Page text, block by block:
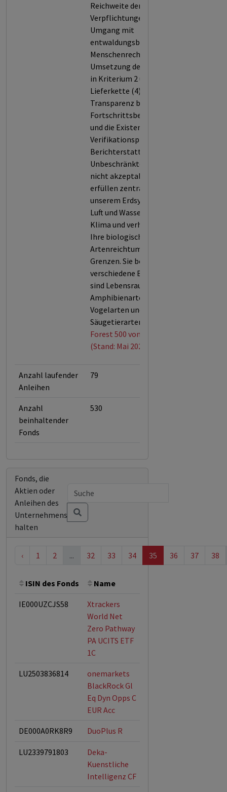
Reichweite der entsprechenden
Verpflichtungen (2), der
Umgang mit
entwaldungsbedingten
Menschenrechtsrisiken (3), die
Umsetzung der Verpflichtungen
in Kriterium 2 und 3 entlang der
Lieferkette (4) sowie die
Transparenz bei der
Fortschrittsberichterstattung
und die Existenz von
Verifikationsprozessen dieser
Berichterstattung (5).
Unbeschränkte Entwaldung ist
nicht akzeptabel, denn Wälder
erfüllen zentrale Funktionen in
unserem Erdsystem: Sie filtern
Luft und Wasser, stabilisieren das
Klima und verhindern Erosion.
Ihre biologische Vielfalt und ihr
Artenreichtum kennen keine
Grenzen. Sie beherbergen 60.000
verschiedene Baumarten und
sind Lebensraum für 80 % der
Amphibienarten, 75 % der
Vogelarten und 68 % der
Säugetierarten.
Forest 500 von Global Canopy
(Stand: Mai 2026)
Anzahl laufender
Anleihen
79
Anzahl
beinhaltender
Fonds
530
Fonds, die
Aktien oder
Anleihen des
Unternehmens
halten
‹ 1 2 ... 32 33 34 35 36 37 38
ISIN des Fonds Name
IE000UZCJS58
Xtrackers
World Net
Zero Pathway
PA UCITS ETF
1C
LU2503836814
onemarkets
BlackRock Gl
Eq Dyn Opps C
EUR Acc
DE000A0RK8R9 DuoPlus R
LU2339791803
Deka-
Kuenstliche
Intelligenz CF